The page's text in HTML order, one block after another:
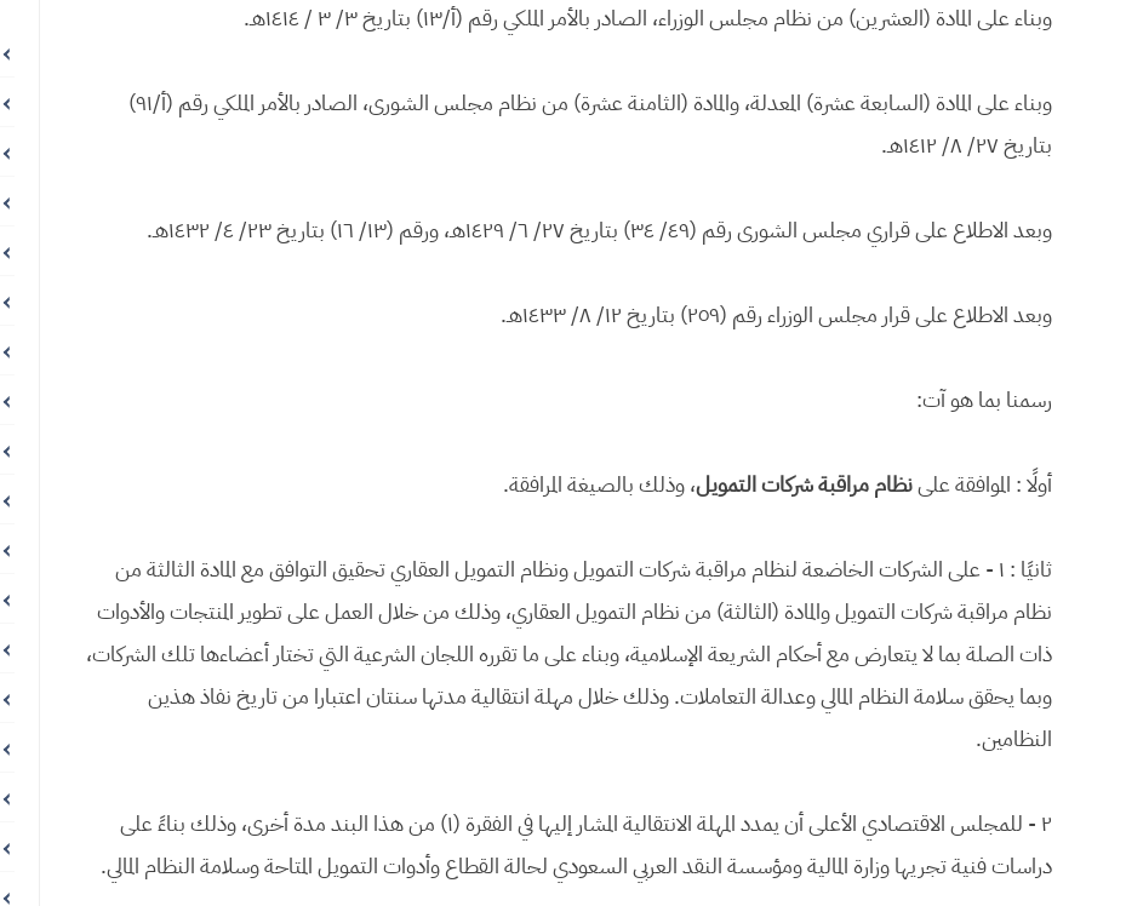
وبناء على المادة (العشرين) من نظام مجلس الوزراء، الصادر بالأمر الملكي رقم (أ/١٣) بتاريخ ٣/ ٣ / ١٤١٤هـ.
وبناء على المادة (السابعة عشرة) المعدلة، والمادة (الثامنة عشرة) من نظام مجلس الشورى، الصادر بالأمر الملكي رقم (أ/٩١)
بتاريخ ٢٧/ ٨/ ١٤١٢هـ.
وبعد الاطلاع على قراري مجلس الشورى رقم (٤٩/ ٣٤) بتاريخ ٢٧/ ٦/ ١٤٢٩هـ، ورقم (١٣/ ١٦) بتاريخ ٢٣/ ٤/ ١٤٣٢هـ.
وبعد الاطلاع على قرار مجلس الوزراء رقم (٢٥٩) بتاريخ ١٢/ ٨/ ١٤٣٣هـ.
رسمنا بما هو آت:
أولًا : الموافقة علىنظام مراقبة شركات التمويل، وذلك بالصيغة المرافقة.
ثانيًا : ١ - على الشركات الخاضعة لنظام مراقبة شركات التمويل ونظام التمويل العقاري تحقيق التوافق مع المادة الثالثة من
نظام مراقبة شركات التمويل والمادة (الثالثة) من نظام التمويل العقاري، وذلك من خلال العمل على تطوير المنتجات والأدوات
ذات الصلة بما لا يتعارض مع أحكام الشريعة الإسلامية، وبناء على ما تقرره اللجان الشرعية التي تختار أعضاءها تلك الشركات،
وبما يحقق سلامة النظام المالي وعدالة التعاملات. وذلك خلال مهلة انتقالية مدتها سنتان اعتبارا من تاريخ نفاذ هذين
النظامين.
٢ - للمجلس الاقتصادي الأعلى أن يمدد المهلة الانتقالية المشار إليها في الفقرة (١) من هذا البند مدة أخرى، وذلك بناءً على
دراسات فنية تجريها وزارة المالية ومؤسسة النقد العربي السعودي لحالة القطاع وأدوات التمويل المتاحة وسلامة النظام المالي.